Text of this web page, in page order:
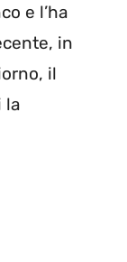
e l’ha
in
il
la